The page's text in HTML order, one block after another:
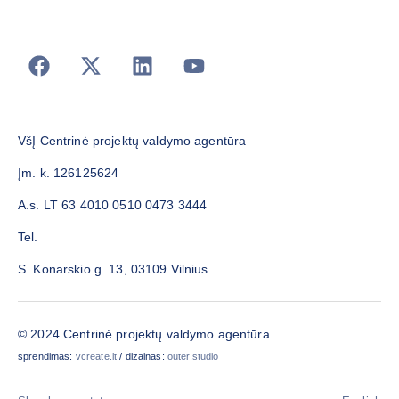
VšĮ Centrinė projektų valdymo agentūra
Įm. k. 126125624
A.s. LT 63 4010 0510 0473 3444
Tel.
S. Konarskio g. 13, 03109 Vilnius
© 2024 Centrinė projektų valdymo agentūra
sprendimas: vcreate.lt / dizainas: outer.studio